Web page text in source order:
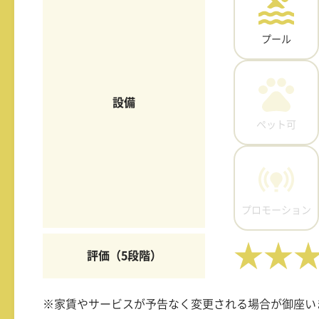
設備
プール
ペット可
プロモーション
評価（5段階）
※家賃やサービスが予告なく変更される場合が御座